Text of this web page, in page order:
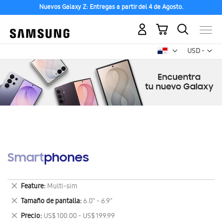
Nuevos Galaxy Z: Entregas a partir del 4 de Agosto.
USD -
dólar
Mi carrito
Smartphones
Feature Multi-sim
Eliminar
este
artículo
Tamaño de pantalla 6.0" - 6.9"
Eliminar
este
Precio US$ 100.00 - US$ 199.99
Eliminar